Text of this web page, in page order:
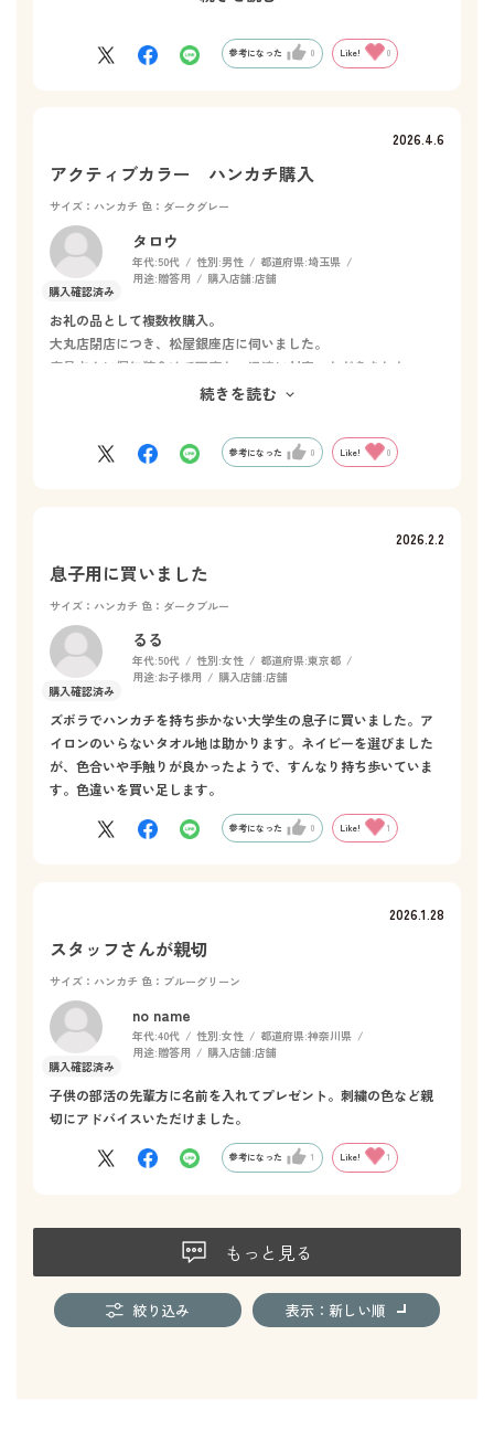
アクティブカラーも元気が出ますが、ナチュラルカラー展開もあ
てホットマンのタグが大きいかな、と思いました。
参考になった 0 Like! 0
2026.4.6
アクティブカラー ハンカチ購入
サイズ：ハンカチ 色：ダークグレー
タロウ
年代:50代 性別:男性 都道府県:埼玉県
用途:贈答用 購入店舗:店舗
お礼の品として複数枚購入。
大丸店閉店につき、松屋銀座店に伺いました。
店員さんに個包装含めて丁寧かつ迅速に対応いただきました。
こうした対応はまたお世話になりたいという気持ちになります。
続きを読む
参考になった 0 Like! 0
2026.2.2
息子用に買いました
サイズ：ハンカチ 色：ダークブルー
るる
年代:50代 性別:女性 都道府県:東京都
用途:お子様用 購入店舗:店舗
ズボラでハンカチを持ち歩かない大学生の息子に買いました。ア
イロンのいらないタオル地は助かります。ネイビーを選びました
が、色合いや手触りが良かったようで、すんなり持ち歩いていま
す。色違いを買い足します。
参考になった 0 Like! 1
2026.1.28
スタッフさんが親切
サイズ：ハンカチ 色：ブルーグリーン
no name
年代:40代 性別:女性 都道府県:神奈川県
用途:贈答用 購入店舗:店舗
子供の部活の先輩方に名前を入れてプレゼント。刺繍の色など親
切にアドバイスいただけました。
参考になった 1 Like! 1
もっと見る
絞り込み 表示：新しい順